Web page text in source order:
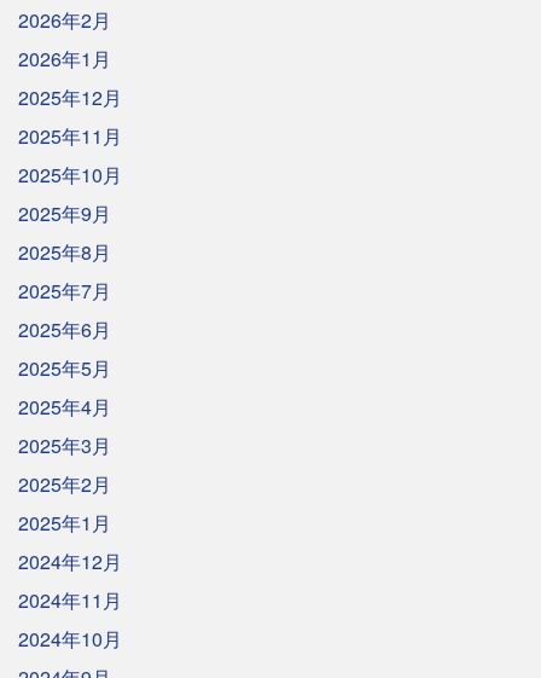
2026年2月
2026年1月
2025年12月
2025年11月
2025年10月
2025年9月
2025年8月
2025年7月
2025年6月
2025年5月
2025年4月
2025年3月
2025年2月
2025年1月
2024年12月
2024年11月
2024年10月